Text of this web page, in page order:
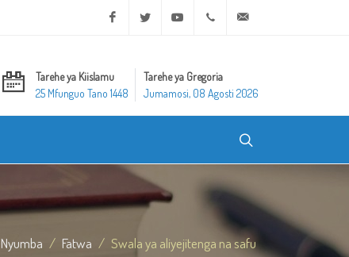
Facebook Twitter Youtube +20 2 25970400
Tarehe ya Kiislamu
25 Mfunguo Tano 1448
Tarehe ya Gregoria
Jumamosi, 08 Agosti 2026
Nyumba Fatwa Swala ya aliyejitenga na safu